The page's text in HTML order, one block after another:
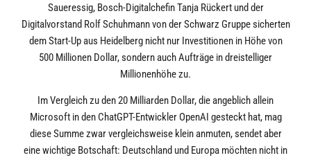
Saueressig, Bosch-Digitalchefin Tanja Rückert und der
Digitalvorstand Rolf Schuhmann von der Schwarz Gruppe sicherten
dem Start-Up aus Heidelberg nicht nur Investitionen in Höhe von
500 Millionen Dollar, sondern auch Aufträge in dreistelliger
Millionenhöhe zu.
Im Vergleich zu den 20 Milliarden Dollar, die angeblich allein
Microsoft in den ChatGPT-Entwickler OpenAI gesteckt hat, mag
diese Summe zwar vergleichsweise klein anmuten, sendet aber
eine wichtige Botschaft: Deutschland und Europa möchten nicht in